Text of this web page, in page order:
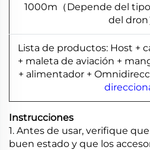
1000m（Depende del
del dron
Lista de productos: Host +
+ maleta de aviación +
+ alimentador +
Instrucciones
1. Antes de usar, verifique
buen estado y que los